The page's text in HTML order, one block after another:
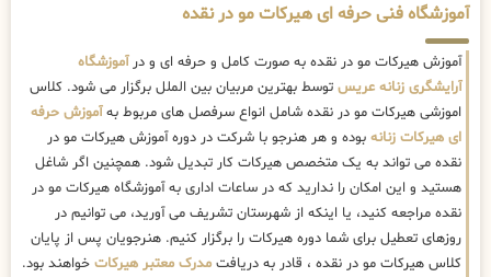
آموزشگاه فنی حرفه ای هیرکات مو در نقده
آموزش هیرکات مو در نقده به صورت کامل و حرفه ای و درآموزشگاه
آرایشگری زنانه عریس توسط بهترین مربیان بین الملل برگزار می شود. کلاس
اموزشی هیرکات مو در نقده شامل انواع سرفصل های مربوط بهآموزش حرفه
ای هیرکات زنانه بوده و هر هنرجو با شرکت در دوره آموزش هیرکات مو در
نقده می تواند به یک متخصص هیرکات کار تبدیل شود. همچنین اگر شاغل
هستید و این امکان را ندارید که در ساعات اداری به آموزشگاه هیرکات مو در
نقده مراجعه کنید، یا اینکه از شهرستان تشریف می آورید، می توانیم در
روزهای تعطیل برای شما دوره هیرکات را برگزار کنیم. هنرجویان پس از پایان
کلاس هیرکات مو در نقده ، قادر به دریافت مدرک معتبر هیرکات خواهند بود.